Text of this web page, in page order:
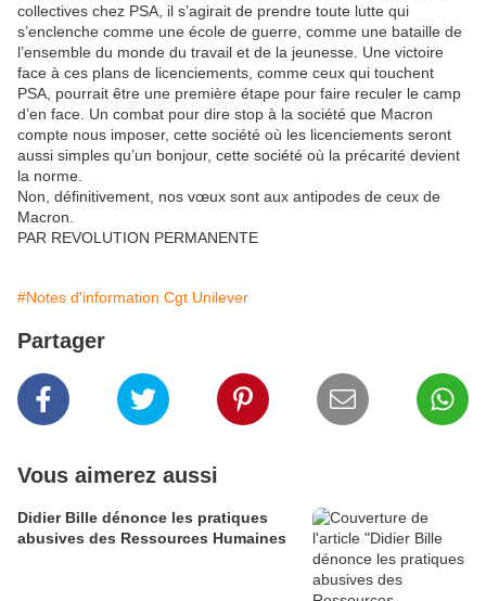
collectives chez PSA, il s’agirait de prendre toute lutte qui
s’enclenche comme une école de guerre, comme une bataille de
l’ensemble du monde du travail et de la jeunesse. Une victoire
face à ces plans de licenciements, comme ceux qui touchent
PSA, pourrait être une première étape pour faire reculer le camp
d’en face. Un combat pour dire stop à la société que Macron
compte nous imposer, cette société où les licenciements seront
aussi simples qu’un bonjour, cette société où la précarité devient
la norme.
Non, définitivement, nos vœux sont aux antipodes de ceux de
Macron.
PAR REVOLUTION PERMANENTE
#Notes d'information Cgt Unilever
Partager
Vous aimerez aussi
Didier Bille dénonce les pratiques
abusives des Ressources Humaines